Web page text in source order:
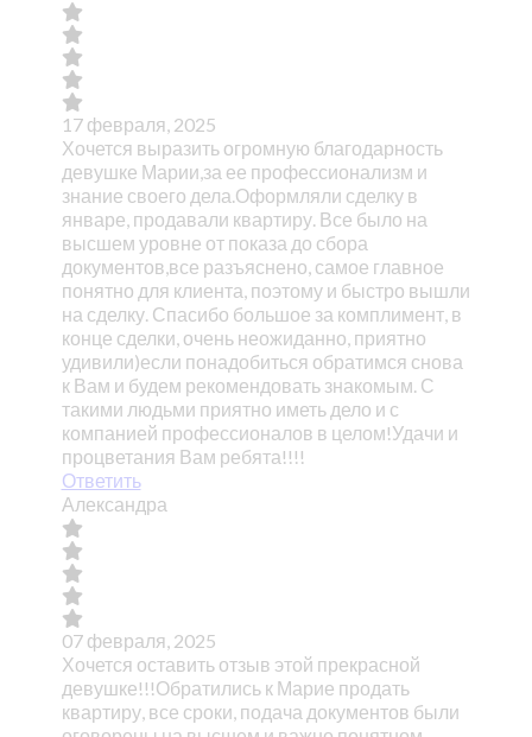
17 февраля, 2025
Хочется выразить огромную благодарность
девушке Марии,за ее профессионализм и
знание своего дела.Оформляли сделку в
январе, продавали квартиру. Все было на
высшем уровне от показа до сбора
документов,все разъяснено, самое главное
понятно для клиента, поэтому и быстро вышли
на сделку. Спасибо большое за комплимент, в
конце сделки, очень неожиданно, приятно
удивили)если понадобиться обратимся снова
к Вам и будем рекомендовать знакомым. С
такими людьми приятно иметь дело и с
компанией профессионалов в целом!Удачи и
процветания Вам ребята!!!!
Ответить
Александра
07 февраля, 2025
Хочется оставить отзыв этой прекрасной
девушке!!!Обратились к Марие продать
квартиру, все сроки, подача документов были